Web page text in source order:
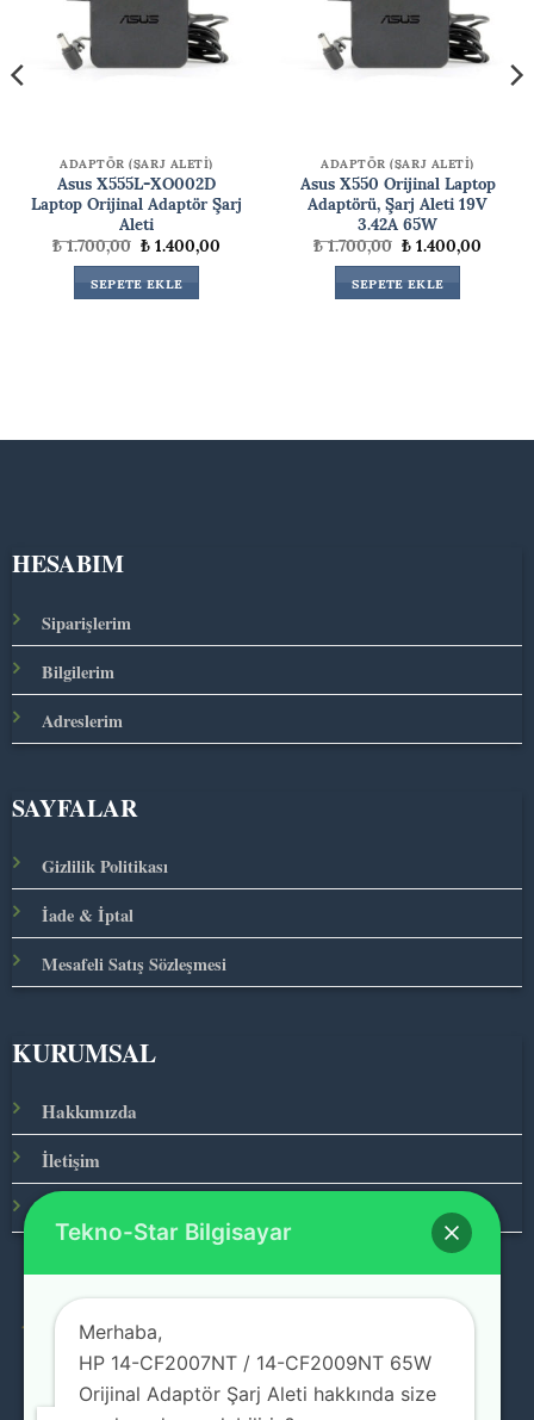
ADAPTÖR (ŞARJ ALETİ)
Asus X555L-XO002D
Laptop Orijinal Adaptör Şarj
Aleti
₺1.700,00Orijinal
fiyat:
₺ 1.700,00.
₺1.400,00
SEPETE EKLE
ADAPTÖR (ŞARJ ALETİ)
Asus X550 Orijinal Laptop
Adaptörü, Şarj Aleti 19V
3.42A 65W
₺1.700,00 Orijinal
fiyat:
₺ 1.700,00.
₺1.400,00
SEPETE EKLE
HESABIM
Siparişlerim
Bilgilerim
Adreslerim
SAYFALAR
Gizlilik Politikası
İade & İptal
Mesafeli Satış Sözleşmesi
KURUMSAL
Hakkımızda
İletişim
© 2026 Teknolojinin Starı
Tekno-Star Bilgisayar
Merhaba,
HP 14-CF2007NT / 14-CF2009NT 65W
Orijinal Adaptör Şarj Aleti hakkında size